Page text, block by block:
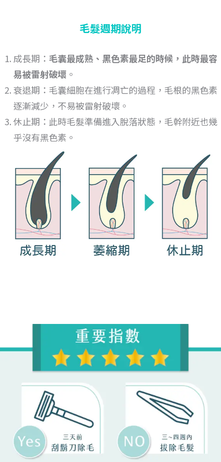
毛髮週期說明
成長期： 毛囊最成熟、黑色素最足的時候，此時最容
易被雷射破壞 。
衰退期：毛囊細胞在進行凋亡的過程，毛根的黑色素
逐漸減少，不易被雷射破壞。
休止期：此時毛髮準備進入脫落狀態，毛幹附近也幾
乎沒有黑色素。